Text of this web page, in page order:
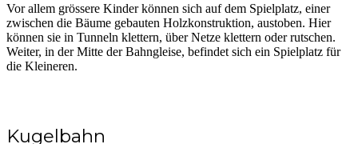
Vor allem grössere Kinder können sich auf dem Spielplatz, einer
zwischen die Bäume gebauten Holzkonstruktion, austoben. Hier
können sie in Tunneln klettern, über Netze klettern oder rutschen.
Weiter, in der Mitte der Bahngleise, befindet sich ein Spielplatz für
die Kleineren.
Kugelbahn